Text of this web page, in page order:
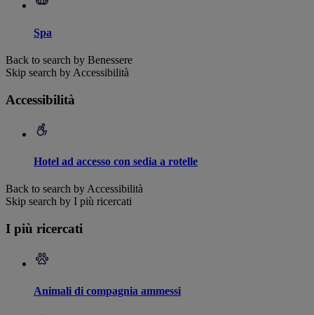
Spa
Back to search by Benessere
Skip search by Accessibilità
Accessibilità
Hotel ad accesso con sedia a rotelle
Back to search by Accessibilità
Skip search by I più ricercati
I più ricercati
Animali di compagnia ammessi